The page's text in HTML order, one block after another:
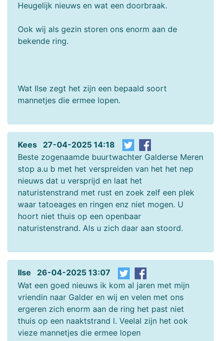
Heugelijk nieuws en wat een doorbraak.
Ook wij als gezin storen ons enorm aan de
bekende ring.
Wat Ilse zegt het zijn een bepaald soort
mannetjes die ermee lopen.
Kees 27-04-2025 14:18
Beste zogenaamde buurtwachter Galderse Meren
stop a.u b met het verspreiden van het het nep
nieuws dat u versprijd en laat het
naturistenstrand met rust en zoek zelf een plek
waar tatoeages en ringen enz niet mogen. U
hoort niet thuis op een openbaar
naturistenstrand. Als u zich daar aan stoord.
Ilse 26-04-2025 13:07
Wat een goed nieuws ik kom al jaren met mijn
vriendin naar Galder en wij en velen met ons
ergeren zich enorm aan de ring het past niet
thuis op een naaktstrand l. Veelal zijn het ook
vieze mannetjes die ermee lopen